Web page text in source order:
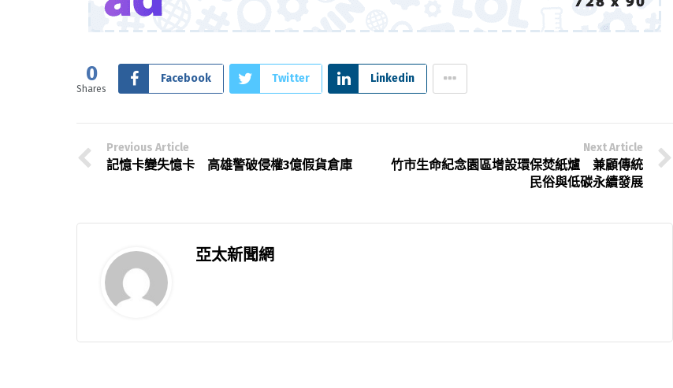
0
Shares
Facebook Twitter Linkedin
Previous Article
記憶卡變失憶卡 高雄警破侵權3億假貨倉庫
Next Article
竹市生命紀念園區增設環保焚紙爐 兼顧傳統
民俗與低碳永續發展
亞太新聞網